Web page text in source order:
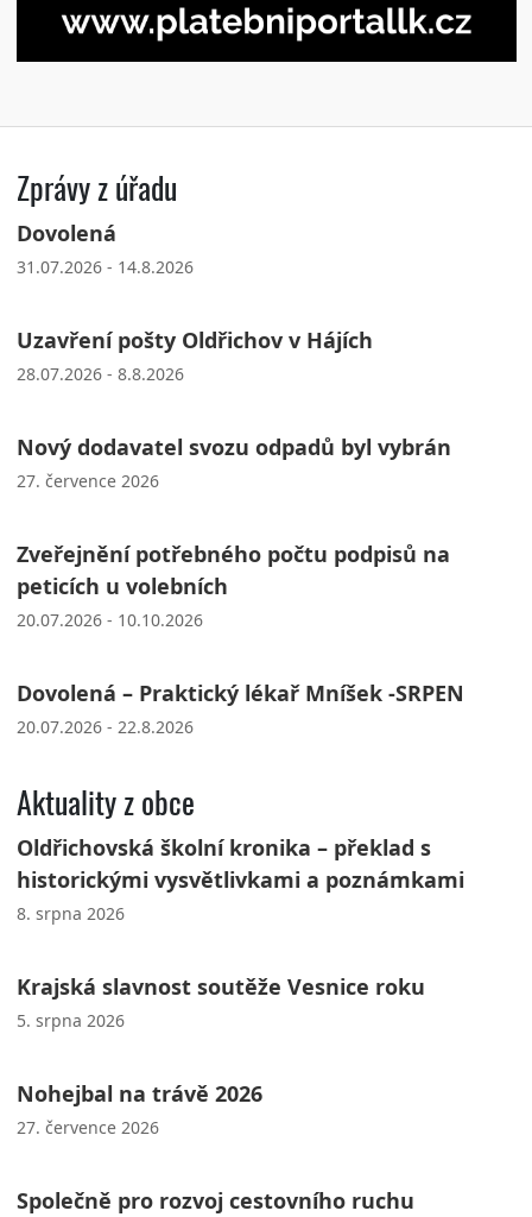
Zprávy z úřadu
Dovolená
31.07.2026 - 14.8.2026
Uzavření pošty Oldřichov v Hájích
28.07.2026 - 8.8.2026
Nový dodavatel svozu odpadů byl vybrán
27. července 2026
Zveřejnění potřebného počtu podpisů na
peticích u volebních
20.07.2026 - 10.10.2026
Dovolená – Praktický lékař Mníšek -SRPEN
20.07.2026 - 22.8.2026
Aktuality z obce
Oldřichovská školní kronika – překlad s
historickými vysvětlivkami a poznámkami
8. srpna 2026
Krajská slavnost soutěže Vesnice roku
5. srpna 2026
Nohejbal na trávě 2026
27. července 2026
Společně pro rozvoj cestovního ruchu